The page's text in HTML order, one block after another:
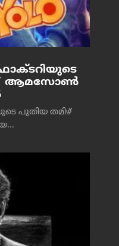
ഫാക്ടറിയുടെ
ആമസോൺ
പുതിയ തമിഴ്